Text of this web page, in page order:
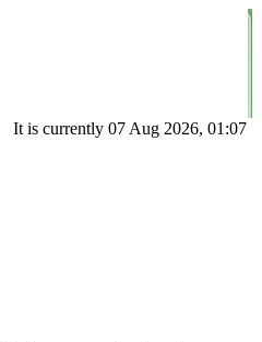
It is currently 07 Aug 2026, 01:07